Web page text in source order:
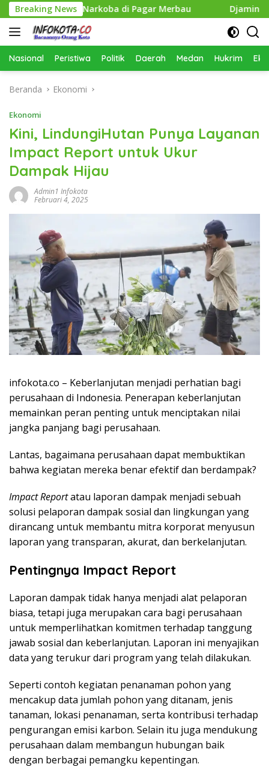
Langsung
ke
konten
Breaking News
Narkoba di Pagar Merbau Djamin Setia
Nasional Peristiwa Politik Daerah Medan Hukrim
Beranda Ekonomi
Ekonomi
Kini, LindungiHutan Punya Layanan
Impact Report untuk Ukur
Dampak Hijau
Admin1 Infokota
Februari 4, 2025
infokota.co – Keberlanjutan menjadi perhatian bagi
perusahaan di Indonesia. Penerapan keberlanjutan
memainkan peran penting untuk menciptakan nilai
jangka panjang bagi perusahaan.
Lantas, bagaimana perusahaan dapat membuktikan
bahwa kegiatan mereka benar efektif dan berdampak?
Impact Reportatau laporan dampak menjadi sebuah
solusi pelaporan dampak sosial dan lingkungan yang
dirancang untuk membantu mitra korporat menyusun
laporan yang transparan, akurat, dan berkelanjutan.
Pentingnya Impact Report
Laporan dampak tidak hanya menjadi alat pelaporan
biasa, tetapi juga merupakan cara bagi perusahaan
untuk memperlihatkan komitmen terhadap tanggung
jawab sosial dan keberlanjutan. Laporan ini menyajikan
data yang terukur dari program yang telah dilakukan.
Seperti contoh kegiatan penanaman pohon yang
mencakup data jumlah pohon yang ditanam, jenis
tanaman, lokasi penanaman, serta kontribusi terhadap
pengurangan emisi karbon. Selain itu juga mendukung
perusahaan dalam membangun hubungan baik
dengan berbagai pemangku kepentingan.